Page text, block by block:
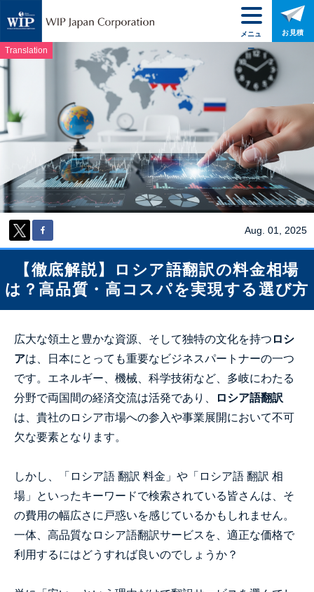
Translation
Aug. 01, 2025
【徹底解説】ロシア語翻訳の料金相場
は？高品質・高コスパを実現する選び方
広大な領土と豊かな資源、そして独特の文化を持つ ロシ
アは、日本にとっても重要なビジネスパートナーの一つ
です。エネルギー、機械、科学技術など、多岐にわたる
分野で両国間の経済交流は活発であり、
ロシア語翻訳
は、貴社のロシア市場への参入や事業展開において不可
欠な要素となります。
しかし、「ロシア語 翻訳 料金」や「ロシア語 翻訳 相
場」といったキーワードで検索されている皆さんは、そ
の費用の幅広さに戸惑いを感じているかもしれません。
一体、高品質なロシア語翻訳サービスを、適正な価格で
利用するにはどうすれば良いのでしょうか？
メニュ
ー
お見積